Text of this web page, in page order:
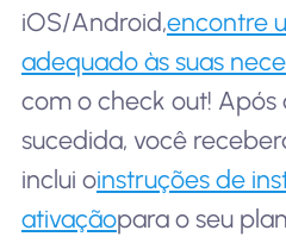
iOS/Android,encontre
adequado às suas
com o check out!
sucedida, você
inclui oinstruções de
ativaçãopara o seu